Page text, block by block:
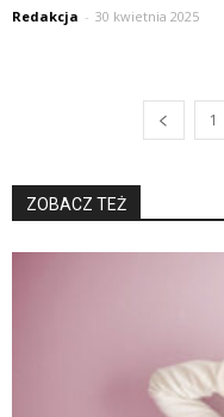
Redakcja - 30 kwietnia 2025
1
ZOBACZ TEŻ